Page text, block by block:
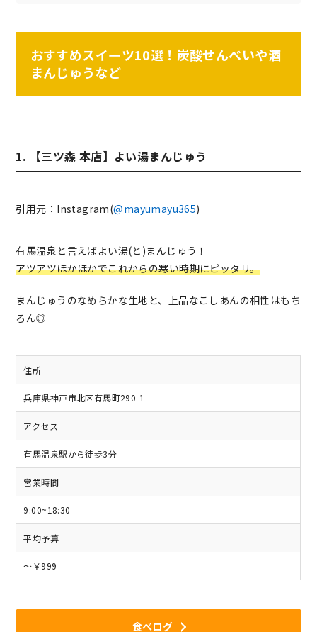
おすすめスイーツ10選！炭酸せんべいや酒
まんじゅうなど
1. 【三ツ森 本店】よい湯まんじゅう
引用元：Instagram(@mayumayu365)
有馬温泉と言えばよい湯(と)まんじゅう！
アツアツほかほかでこれからの寒い時期にピッタリ。
まんじゅうのなめらかな生地と、上品なこしあんの相性はもち
ろん◎
住所
兵庫県神戸市北区有馬町290-1
アクセス
有馬温泉駅から徒歩3分
営業時間
9:00~18:30
平均予算
～￥999
食べログ